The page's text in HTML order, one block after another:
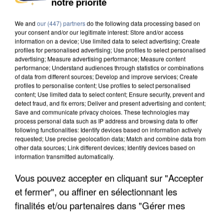
APRÈS TOUTES CES CANICULES, LES REFUGES
DE FAUNE SAUVAGE SONT...
We and our (447) partnersdo the following data processing based on
your consent and/or our legitimate interest: Store and/or access
information on a device; Use limited data to select advertising; Create
profiles for personalised advertising; Use profiles to select personalised
advertising; Measure advertising performance; Measure content
performance; Understand audiences through statistics or combinations
of data from different sources; Develop and improve services; Create
profiles to personalise content; Use profiles to select personalised
content; Use limited data to select content; Ensure security, prevent and
detect fraud, and fix errors; Deliver and present advertising and content;
Save and communicate privacy choices. These technologies may
process personal data such as IP address and browsing data to offer
following functionalities: Identify devices based on information actively
requested; Use precise geolocation data; Match and combine data from
other data sources; Link different devices; Identify devices based on
information transmitted automatically.
Vous pouvez accepter en cliquant sur "Accepter
et fermer", ou affiner en sélectionnant les
finalités et/ou partenaires dans "Gérer mes